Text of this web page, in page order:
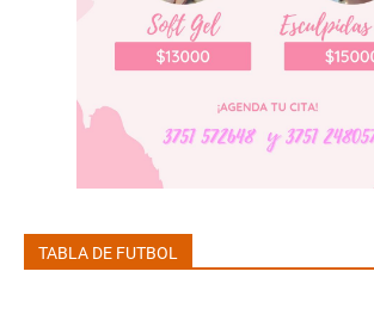
TABLA DE FUTBOL